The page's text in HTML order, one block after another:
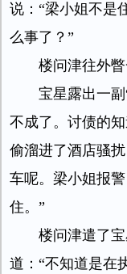
说：“梁小姐不是
么事了？”
楼问津往外
宝星露出一
不成了。讨债的
偷溜进了酒店骚
车呢。梁小姐报
住。”
楼问津遣了
道：“不知道是在